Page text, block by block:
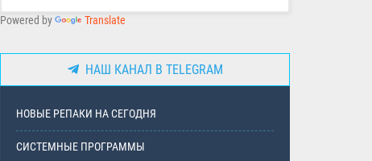
Powered by Translate
НАШ КАНАЛ В TELEGRAM
НОВЫЕ РЕПАКИ НА СЕГОДНЯ
СИСТЕМНЫЕ ПРОГРАММЫ